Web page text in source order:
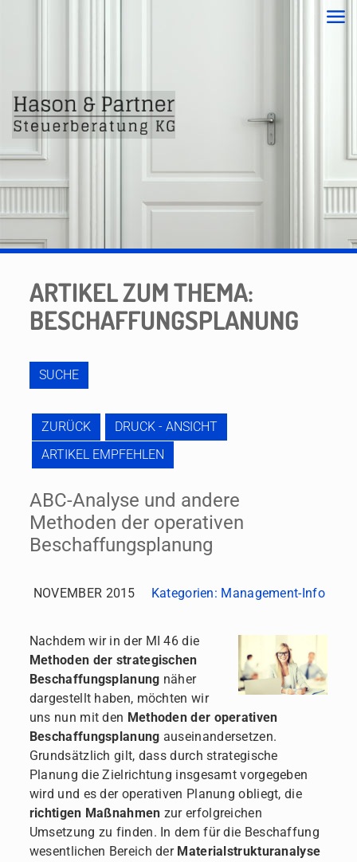
ARTIKEL ZUM THEMA:
BESCHAFFUNGSPLANUNG
SUCHE
ZURÜCK
DRUCK - ANSICHT
ARTIKEL EMPFEHLEN
ABC-Analyse und andere
Methoden der operativen
Beschaffungsplanung
NOVEMBER 2015 Kategorien: Management-Info
Nachdem wir in der MI 46 die
Methoden der strategischen
Beschaffungsplanung näher
dargestellt haben, möchten wir
uns nun mit den Methoden der operativen
Beschaffungsplanung auseinandersetzen.
Grundsätzlich gilt, dass durch strategische
Planung die Zielrichtung insgesamt vorgegeben
wird und es der operativen Planung obliegt, die
richtigen Maßnahmen zur erfolgreichen
Umsetzung zu finden. In dem für die Beschaffung
wesentlichen Bereich der Materialstrukturanalyse